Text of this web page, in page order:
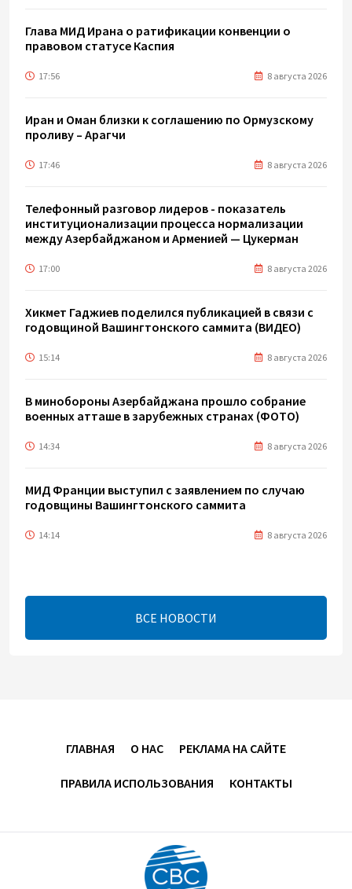
Глава МИД Ирана о ратификации конвенции о
правовом статусе Каспия
17:56 8 августа 2026
Иран и Оман близки к соглашению по Ормузскому
проливу – Арагчи
17:46 8 августа 2026
Телефонный разговор лидеров - показатель
институционализации процесса нормализации
между Азербайджаном и Арменией — Цукерман
17:00 8 августа 2026
Хикмет Гаджиев поделился публикацией в связи с
годовщиной Вашингтонского саммита (ВИДЕО)
15:14 8 августа 2026
В минобороны Азербайджана прошло собрание
военных атташе в зарубежных странах (ФОТО)
14:34 8 августа 2026
МИД Франции выступил с заявлением по случаю
годовщины Вашингтонского саммита
14:14 8 августа 2026
синхронизировали курс на мир
Вашингтонский саммит стал отправной точкой
Арменией — Ариэль Коэн
Вашингтонский саммит вывел Армению из тупика -
ВСЕ НОВОСТИ
ГЛАВНАЯ О НАС РЕКЛАМА НА САЙТЕ
ПРАВИЛА ИСПОЛЬЗОВАНИЯ КОНТАКТЫ